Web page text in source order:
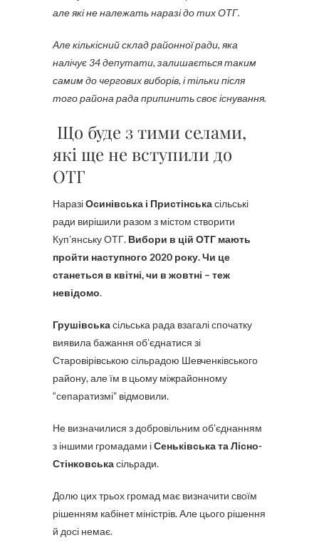
але які не належать наразі до тих ОТГ.
Але кількісний склад районної ради, яка
налічує 34 депутати, залишається таким
самим до чергових виборів, і тільки після
того района рада припинить своє існування.
Що буде з тими селами,
які ще не вступили до
ОТГ
НаразіОсинівська і Пристінськасільські
ради вирішили разом з містом створити
Куп’янську ОТГ. Вибори в цій ОТГ мають
пройти наступного 2020 року. Чи це
станеться в квітні, чи в жовтні – теж
невідомо.
Грушівськасільська рада взагалі спочатку
виявила бажання об’єднатися зі
Старовірівською сільрадою Шевченківського
району, але їм в цьому міжрайонному
“сепаратизмі” відмовили.
Не визначилися з добровільним об’єднанням
з іншими громадами іСеньківська та Лісно-
Стінковськасільради.
Долю цих трьох громад має визначити своїм
рішенням кабінет міністрів. Але цього рішення
й досі немає.